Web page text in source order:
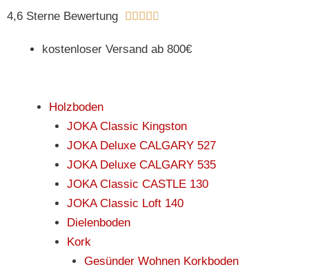
Zum
springen
4,6 Sterne Bewertung 
4.8
kostenloser Versand ab 800€
Holzboden
JOKA Classic Kingston
JOKA Deluxe CALGARY 527
JOKA Deluxe CALGARY 535
JOKA Classic CASTLE 130
JOKA Classic Loft 140
Dielenboden
Kork
Gesünder Wohnen Korkboden